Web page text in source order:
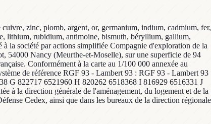
zinc, plomb, argent, or, germanium, indium, cadmium, fer,
lithium, rubidium, antimoine, bismuth, béryllium, gallium,
la société par actions simplifiée Compagnie d'exploration de la
54000 Nancy (Meurthe-et-Moselle), sur une superficie de 94
Conformément à la carte au 1/100 000 annexée au
de référence RGF 93 - Lambert 93 : RGF 93 - Lambert 93
G 822717 6521960 H 820262 6518368 I 816929 6516331 J
à la direction générale de l'aménagement, du logement et de la
Cedex, ainsi que dans les bureaux de la direction régionale